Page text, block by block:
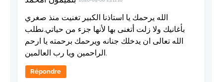
الله يرحمك يا استاذنا الكبير تغنيت منذ صغري
بأغانيك ولا زلت أتغنى بها لأنها جزء من حياتي.نطلب
الله تعالى ان يدخلك جنانه ويرحمك برحمته يا ارحم
الراحمين ويا رب العالمين.
Répondre